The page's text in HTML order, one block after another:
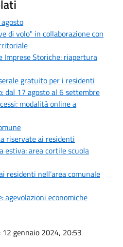
di volo" in collaborazione con
Imprese Storiche: riapertura
gratuito per i residenti
dal 17 agosto al 6 settembre
modalità online a
riservate ai residenti
estiva: area cortile scuola
residenti nell'area comunale
agevolazioni economiche
: 12 gennaio 2024, 20:53